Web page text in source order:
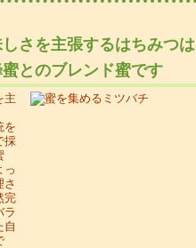
さを主張するはちみつ
とのブレンド蜜です
主
を
採
っ
さ
完
ラ
自